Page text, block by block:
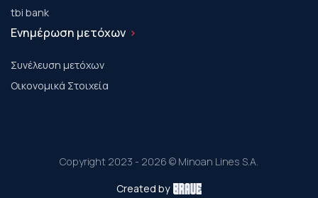
tbi bank
Ενημέρωση μετόχων
Συνέλευση μετόχων
Οικονομικά Στοιχεία
Copyright 2023 - 2026 © Minoan Lines S.A.
Created by